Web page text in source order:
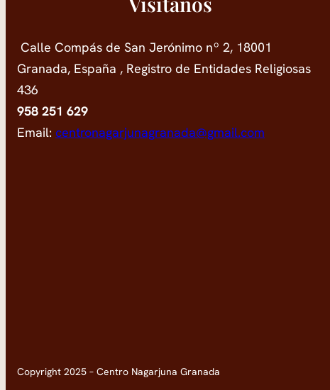
Calle Compás de San Jerónimo nº 2, 18001
Granada, España , Registro de Entidades Religiosas
436
958 251 629
Email: centronagarjunagranada@gmail.com
Copyright 2025 – Centro Nagarjuna Granada